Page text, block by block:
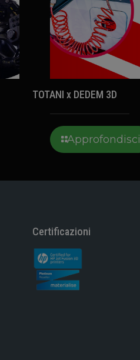
TOTANI x DEDEM 3D
Approfondisci
Certificazioni